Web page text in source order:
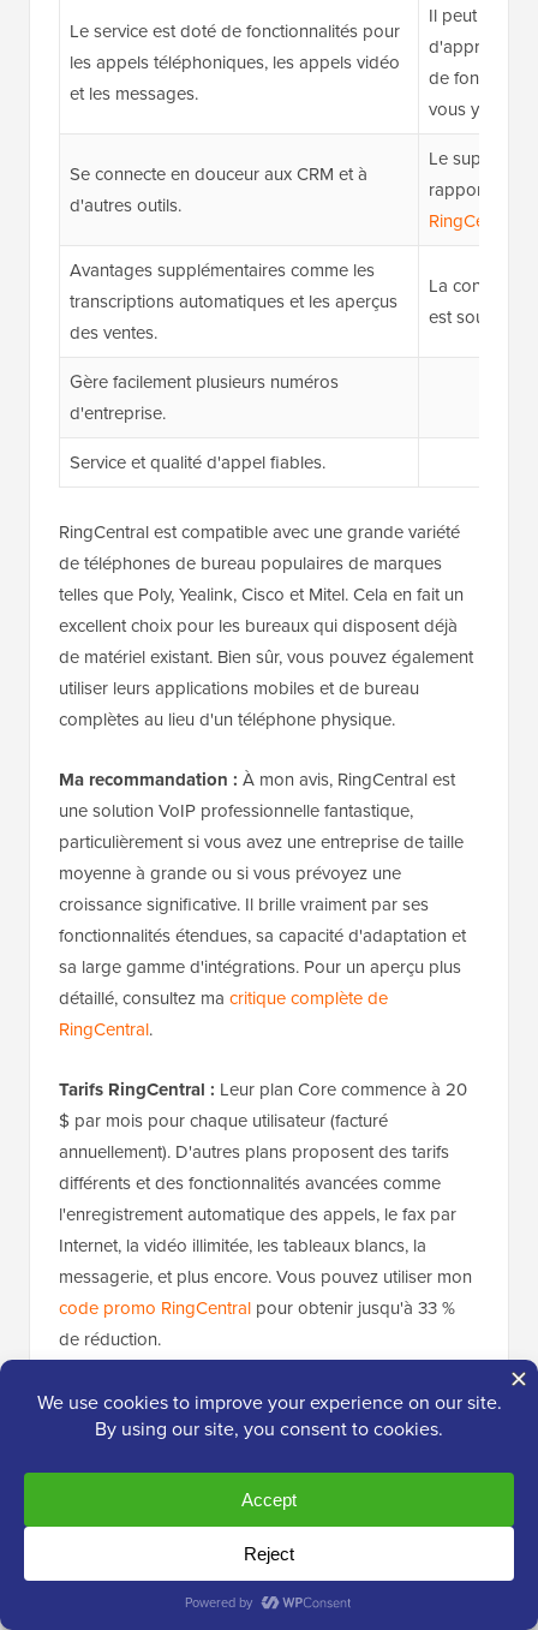
Le service est doté de fonctionnalités pour
les appels téléphoniques, les appels vidéo
et les messages.
Il peut y
de
vous y
Se connecte en douceur aux CRM et à
d'autres outils.
Le support
rapport à
RingCentral
Avantages supplémentaires comme les
transcriptions automatiques et les aperçus
des ventes.
La
est souvent
Gère facilement plusieurs numéros
d'entreprise.
Service et qualité d'appel fiables.
RingCentral est compatible avec une grande variété
de téléphones de bureau populaires de marques
telles que Poly, Yealink, Cisco et Mitel. Cela en fait un
excellent choix pour les bureaux qui disposent déjà
de matériel existant. Bien sûr, vous pouvez également
utiliser leurs applications mobiles et de bureau
complètes au lieu d'un téléphone physique.
Ma recommandation : À mon avis, RingCentral est
une solution VoIP professionnelle fantastique,
particulièrement si vous avez une entreprise de taille
moyenne à grande ou si vous prévoyez une
croissance significative. Il brille vraiment par ses
fonctionnalités étendues, sa capacité d'adaptation et
sa large gamme d'intégrations. Pour un aperçu plus
détaillé, consultez ma critique complète de
RingCentral.
Tarifs RingCentral : Leur plan Core commence à 20
$ par mois pour chaque utilisateur (facturé
annuellement). D'autres plans proposent des tarifs
différents et des fonctionnalités avancées comme
l'enregistrement automatique des appels, le fax par
Internet, la vidéo illimitée, les tableaux blancs, la
messagerie, et plus encore. Vous pouvez utiliser mon
code promo RingCentral pour obtenir jusqu'à 33 %
de réduction.
Vous pouvez également payer un supplément pour
obtenir unnuméro de téléphone personnalisépour
numéro de téléphone professionnel accrocheur et
mémorable (comme 1-800-VOTREBIZ).
3. Zoom Phone– Idéal pour les
intégrations d'appels vidéo